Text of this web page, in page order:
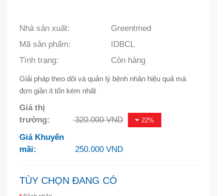
Nhà sản xuất:
Greentmed
Mã sản phẩm:
IDBCL
Tình trạng:
Còn hàng
Giải pháp theo dõi và quản lý bệnh nhân hiệu quả mà
đơn giản ít tốn kém nhất
Giá thị
trường:
320.000 VND 22%
Giá Khuyến
mãi:
250.000 VND
TÙY CHỌN ĐANG CÓ